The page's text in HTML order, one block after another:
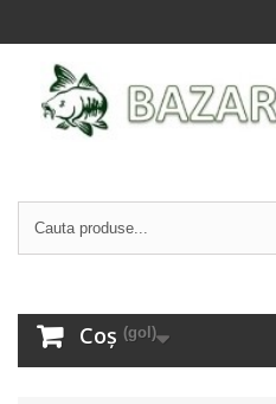
Coș (gol)